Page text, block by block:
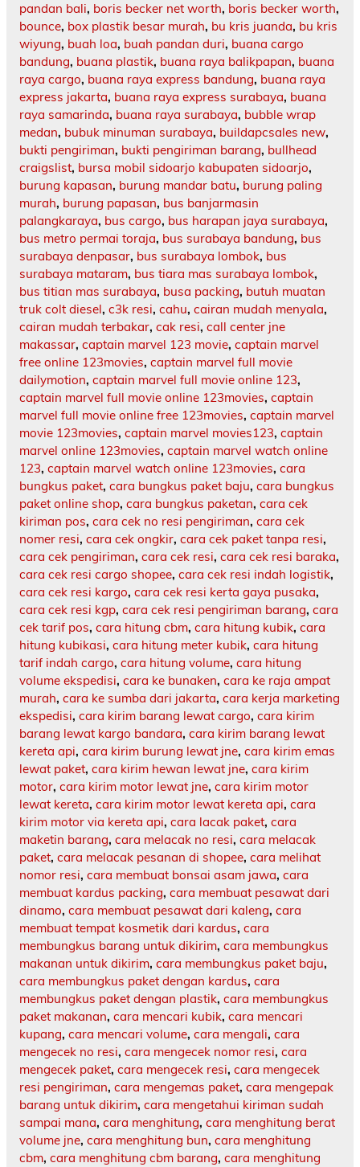
pandan bali, boris becker net worth, boris becker worth,
bounce, box plastik besar murah, bu kris juanda, bu kris
wiyung, buah loa, buah pandan duri, buana cargo
bandung, buana plastik, buana raya balikpapan, buana
raya cargo, buana raya express bandung, buana raya
express jakarta, buana raya express surabaya, buana
raya samarinda, buana raya surabaya, bubble wrap
medan, bubuk minuman surabaya, buildapcsales new,
bukti pengiriman, bukti pengiriman barang, bullhead
craigslist, bursa mobil sidoarjo kabupaten sidoarjo,
burung kapasan, burung mandar batu, burung paling
murah, burung papasan, bus banjarmasin
palangkaraya, bus cargo, bus harapan jaya surabaya,
bus metro permai toraja, bus surabaya bandung, bus
surabaya denpasar, bus surabaya lombok, bus
surabaya mataram, bus tiara mas surabaya lombok,
bus titian mas surabaya, busa packing, butuh muatan
truk colt diesel, c3k resi, cahu, cairan mudah menyala,
cairan mudah terbakar, cak resi, call center jne
makassar, captain marvel 123 movie, captain marvel
free online 123movies, captain marvel full movie
dailymotion, captain marvel full movie online 123,
captain marvel full movie online 123movies, captain
marvel full movie online free 123movies, captain marvel
movie 123movies, captain marvel movies123, captain
marvel online 123movies, captain marvel watch online
123, captain marvel watch online 123movies, cara
bungkus paket, cara bungkus paket baju, cara bungkus
paket online shop, cara bungkus paketan, cara cek
kiriman pos, cara cek no resi pengiriman, cara cek
nomer resi, cara cek ongkir, cara cek paket tanpa resi,
cara cek pengiriman, cara cek resi, cara cek resi baraka,
cara cek resi cargo shopee, cara cek resi indah logistik,
cara cek resi kargo, cara cek resi kerta gaya pusaka,
cara cek resi kgp, cara cek resi pengiriman barang, cara
cek tarif pos, cara hitung cbm, cara hitung kubik, cara
hitung kubikasi, cara hitung meter kubik, cara hitung
tarif indah cargo, cara hitung volume, cara hitung
volume ekspedisi, cara ke bunaken, cara ke raja ampat
murah, cara ke sumba dari jakarta, cara kerja marketing
ekspedisi, cara kirim barang lewat cargo, cara kirim
barang lewat kargo bandara, cara kirim barang lewat
kereta api, cara kirim burung lewat jne, cara kirim emas
lewat paket, cara kirim hewan lewat jne, cara kirim
motor, cara kirim motor lewat jne, cara kirim motor
lewat kereta, cara kirim motor lewat kereta api, cara
kirim motor via kereta api, cara lacak paket, cara
maketin barang, cara melacak no resi, cara melacak
paket, cara melacak pesanan di shopee, cara melihat
nomor resi, cara membuat bonsai asam jawa, cara
membuat kardus packing, cara membuat pesawat dari
dinamo, cara membuat pesawat dari kaleng, cara
membuat tempat kosmetik dari kardus, cara
membungkus barang untuk dikirim, cara membungkus
makanan untuk dikirim, cara membungkus paket baju,
cara membungkus paket dengan kardus, cara
membungkus paket dengan plastik, cara membungkus
paket makanan, cara mencari kubik, cara mencari
kupang, cara mencari volume, cara mengali, cara
mengecek no resi, cara mengecek nomor resi, cara
mengecek paket, cara mengecek resi, cara mengecek
resi pengiriman, cara mengemas paket, cara mengepak
barang untuk dikirim, cara mengetahui kiriman sudah
sampai mana, cara menghitung, cara menghitung berat
volume jne, cara menghitung bun, cara menghitung
cbm, cara menghitung cbm barang, cara menghitung